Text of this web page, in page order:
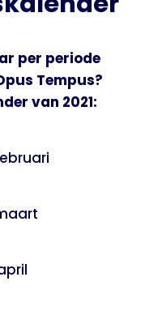
per periode
Tempus?
van 2021: